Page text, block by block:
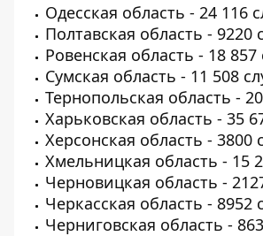
Одесская область - 24 116
Полтавская область - 9220
Ровенская область - 18 857
Сумская область - 11 508
Тернопольская область -
Харьковская область - 35
Херсонская область - 3800
Хмельницкая область - 15
Черновицкая область -
Черкасская область - 8952
Черниговская область -